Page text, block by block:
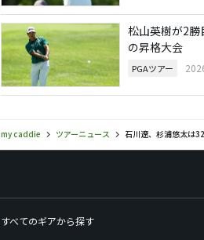
松山英樹が2
の昇格大会
PGAツアー
my caddie ツアーニュース 石川遼、杉浦悠太は
すべてのギアから探す